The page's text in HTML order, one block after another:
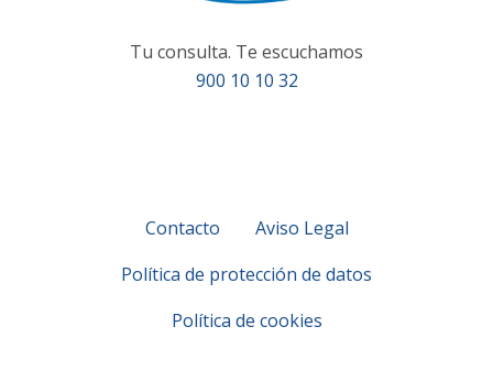
Tu consulta. Te escuchamos
900 10 10 32
Contacto
Aviso Legal
Política de protección de datos
Política de cookies